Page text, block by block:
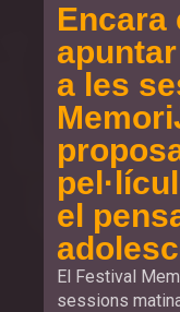
Encara
a les
el
El Festival
sessions